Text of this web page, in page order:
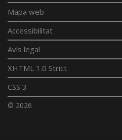
Mapa web
Accessibilitat
Avís legal
XHTML 1.0 Strict
CSS 3
© 2026